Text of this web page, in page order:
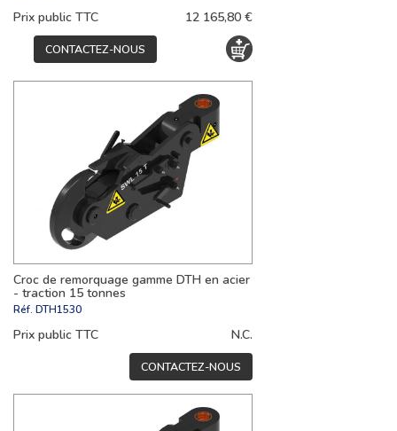
Prix public TTC 12 165,80 €
CONTACTEZ-NOUS
Croc de remorquage gamme DTH en acier
- traction 15 tonnes
Réf. DTH1530
Prix public TTC N.C.
CONTACTEZ-NOUS